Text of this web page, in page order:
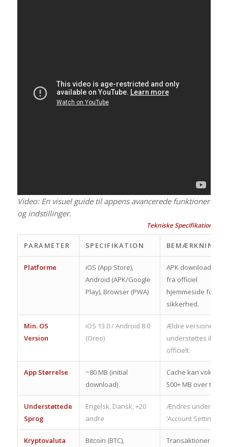
Video: En visuel guide til appens avancerede funktioner
og indstillinger.
Tekniske Specifikationer &
PARAMETER SPECIFIKATION BEMÆRKNINGER
Platforme
iOS (App Store),
Android (APK/Google
Play), Browser (PWA)
APK download kun
fra officiel
hjemmeside for
sikkerhed.
Min. OS
Version
iOS 13.0 / Android 8.0
(Oreo)
Ældre versioner
understøttes ikke
officielt.
App Størrelse
~80 MB (initial
download)
Cache kan vokse til
500+ MB over tid.
Understøttede
Sprog
Engelsk, Dansk, +20
andre
Ændres under
‘Account Settings’.
Kryptovaluta
Bitcoin (BTC),
Transaktioner